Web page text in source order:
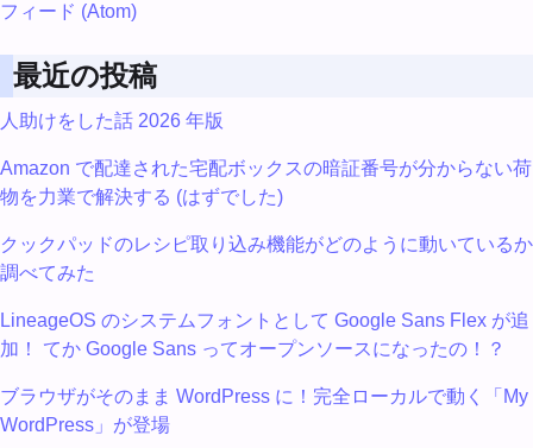
フィード (Atom)
最近の投稿
人助けをした話 2026 年版
Amazon で配達された宅配ボックスの暗証番号が分からない荷
物を力業で解決する (はずでした)
クックパッドのレシピ取り込み機能がどのように動いているか
調べてみた
LineageOS のシステムフォントとして Google Sans Flex が追
加！ てか Google Sans ってオープンソースになったの！？
ブラウザがそのまま WordPress に！完全ローカルで動く「My
WordPress」が登場